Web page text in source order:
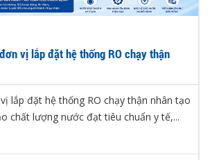
vị lắp đặt hệ thống RO chạy thận
lắp đặt hệ thống RO chạy thận nhân tạo
chất lượng nước đạt tiêu chuẩn y tế,...